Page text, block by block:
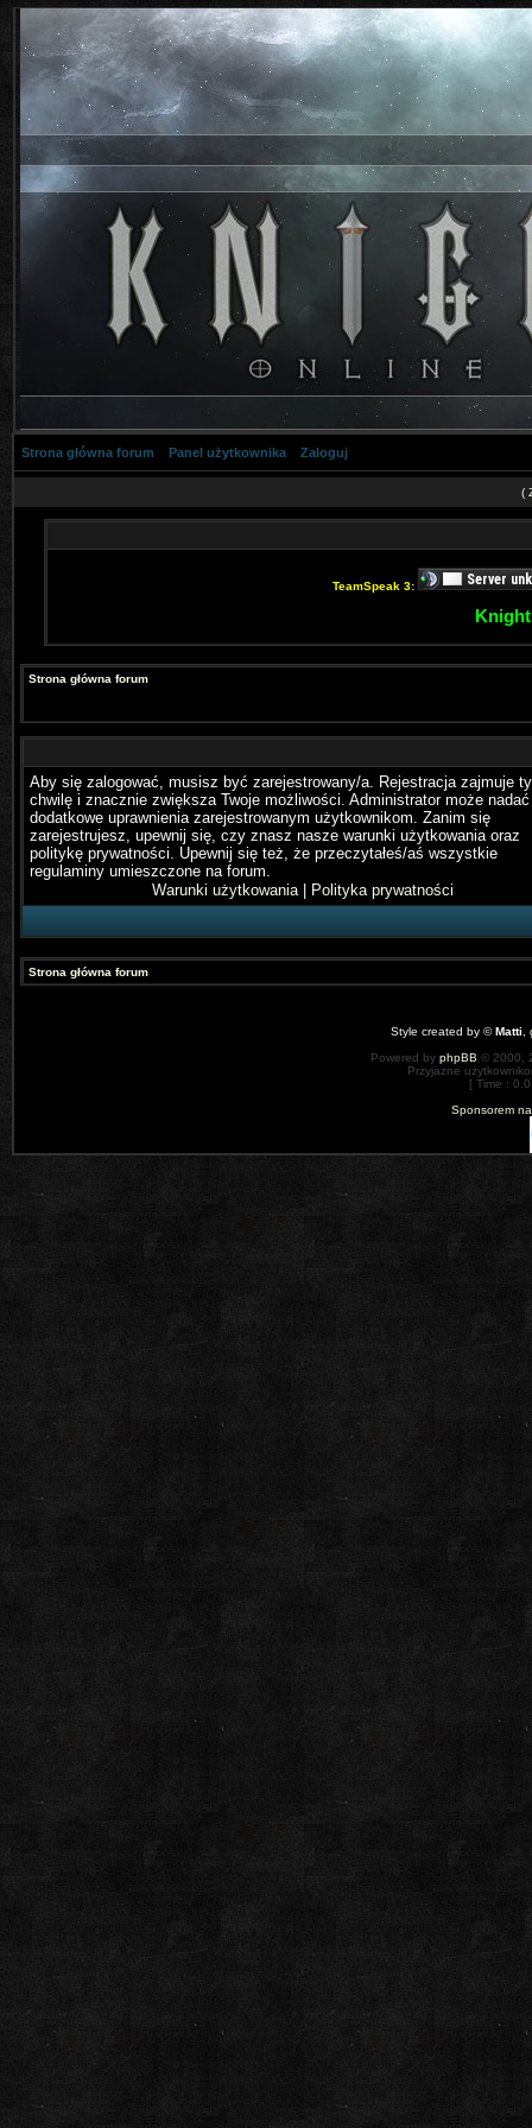
Strona główna forum Panel użytkownika Zaloguj
(
TeamSpeak 3:
Strona główna forum
Aby się zalogować, musisz być zarejestrowany/a. Rejestracja zajmuje
chwilę i znacznie zwiększa Twoje możliwości. Administrator może nadać
dodatkowe uprawnienia zarejestrowanym użytkownikom. Zanim się
zarejestrujesz, upewnij się, czy znasz nasze warunki użytkowania oraz
politykę prywatności. Upewnij się też, że przeczytałeś/aś wszystkie
regulaminy umieszczone na forum.
Warunki użytkowania| Polityka prywatności
Strona główna forum
Style created by ©Matti
Powered by phpBB © 2000,
Przyjazne
[ Time :
Sponsorem